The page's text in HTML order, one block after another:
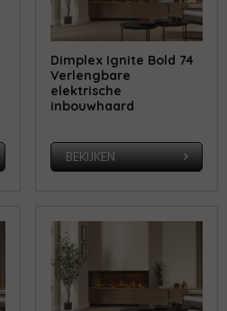
Dimplex Ignite Bold 74
Verlengbare
elektrische
inbouwhaard
BEKIJKEN